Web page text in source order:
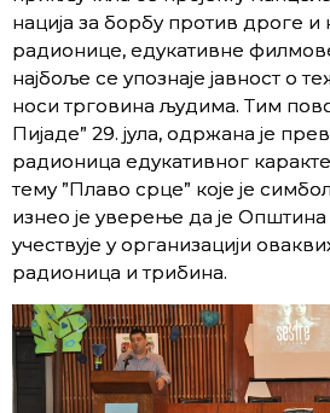
нација за борбу против дроге
радионице, едукативне
најбоље се упознаје јавност о
носи трговина људима. Тим
Пијаде” 29. јула, одржана је
радионица едукативног
тему ”Плаво срце” које је
изнео је уверење да је
учествује у организацији
радионица и трибина.